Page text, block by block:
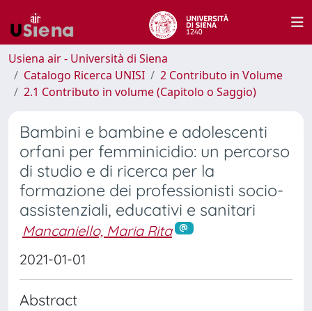
Usiena air - Università di Siena
Catalogo Ricerca UNISI
2 Contributo in Volume
2.1 Contributo in volume (Capitolo o Saggio)
Bambini e bambine e adolescenti
orfani per femminicidio: un percorso
di studio e di ricerca per la
formazione dei professionisti socio-
assistenziali, educativi e sanitari
Mancaniello, Maria Rita
2021-01-01
Abstract